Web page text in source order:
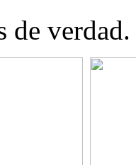
de verdad.